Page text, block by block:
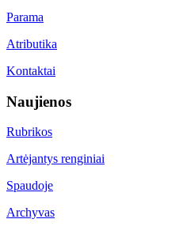
Parama
Atributika
Kontaktai
Naujienos
Rubrikos
Artėjantys renginiai
Spaudoje
Archyvas